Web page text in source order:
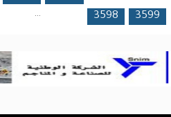
3598 3599
…